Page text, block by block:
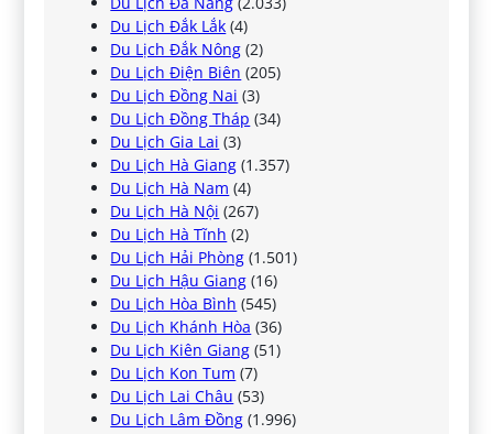
Du Lịch Đắk Lắk (4)
Du Lịch Đắk Nông (2)
Du Lịch Điện Biên (205)
Du Lịch Đồng Nai (3)
Du Lịch Đồng Tháp (34)
Du Lịch Gia Lai (3)
Du Lịch Hà Giang (1.357)
Du Lịch Hà Nam (4)
Du Lịch Hà Nội (267)
Du Lịch Hà Tĩnh (2)
Du Lịch Hải Phòng (1.501)
Du Lịch Hậu Giang (16)
Du Lịch Hòa Bình (545)
Du Lịch Khánh Hòa (36)
Du Lịch Kiên Giang (51)
Du Lịch Kon Tum (7)
Du Lịch Lai Châu (53)
Du Lịch Lâm Đồng (1.996)